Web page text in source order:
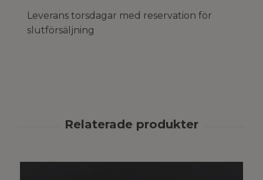
Leverans torsdagar med reservation för
slutförsäljning